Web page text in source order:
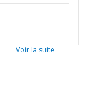
Voir la suite